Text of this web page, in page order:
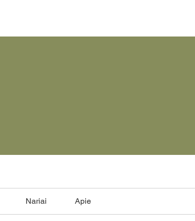
Nariai Apie